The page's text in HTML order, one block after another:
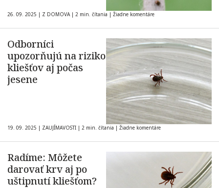
26. 09. 2025 | Z DOMOVA | 2 min. čítania | Žiadne komentáre
Odborníci
upozorňujú na riziko
kliešťov aj počas
jesene
19. 09. 2025 | ZAUJÍMAVOSTI | 2 min. čítania | Žiadne komentáre
Radíme: Môžete
darovať krv aj po
uštipnutí kliešťom?